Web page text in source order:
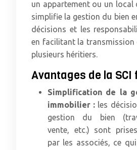
un appartement ou un local
simplifie la gestion du bien
décisions et les
en facilitant la transmission
plusieurs héritiers.
Avantages de la SCI
Simplification de la
immobilier : les
gestion du bien
vente, etc.) sont
par les associés, ce